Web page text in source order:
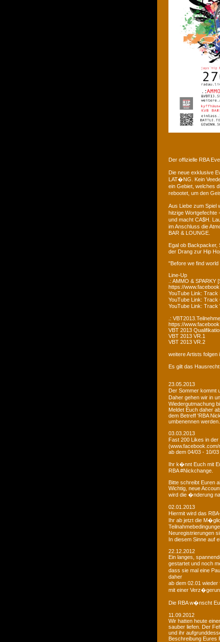
Der offizielle RBA
Die neue exklusive
LAT�NG. Kein
ein Gebiet, welches
rebootet, um den
Aus Liebe zum Spiel
hitzige Wortgefechte
und macht CA$H.
im Anschluss die
BAR & LOUNGE.
Egal ob
der Drang zur Hip
"Before we find
Line-Up
.: AMMO & SPARKY
https://
YouTube Link:
YouTube Link: Track
YouTube Link:
.:
https://
VBT 2013
VBT 2013 VR.1
VBT 2013 VR.2
weitere Artists
Es gilt das
23.05.2013
Der Sommer kommt
Daher gehen wir in
Wiedergutmachung
Meldet Euch daher
dem Betreff 'RBA
umbenennen
03.03.2013
Fast 200 Likes in
ab dem 04/03 - 10/
Ihr k�nnt Euch mit
RBA #Nickchange.
Bitte schreibt Euren
Wichtig, neue
wird die �nderung
02.01.2013
Hiermit wird das
Ihr ab jetzt die
Neuregistrierungen
In diesem Sinne auf
22.12.2012
Ein langes,
gestartet und noch
dass sie mal eine
daher
ab dem 02.01
mit einer
Die RBA w�nscht
11.09.2012
Wir hatten heute
sauber liefen. Der
und ihr
Beschreibung Eures